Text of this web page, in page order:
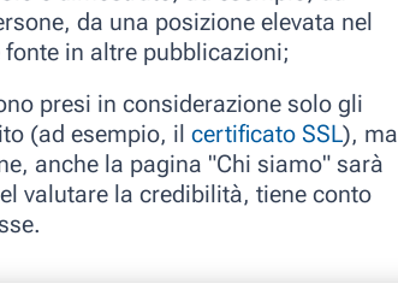
da una posizione elevata nel
in altre pubblicazioni;
presi in considerazione solo gli
(ad esempio, il certificato SSL), ma
anche la pagina "Chi siamo" sarà
valutare la credibilità, tiene conto